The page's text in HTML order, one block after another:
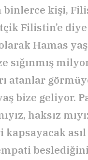
binlerce kişi,
Filistin’e
Hamas
sığınmış
atanlar
bize geliyor.
haksız
asıl